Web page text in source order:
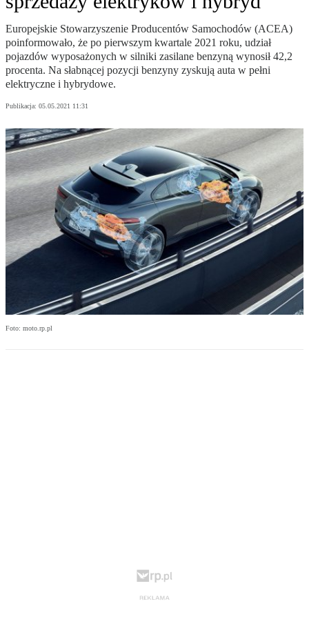
Europejskie Stowarzyszenie Producentów Samochodów (ACEA)
poinformowało, że po pierwszym kwartale 2021 roku, udział
pojazdów wyposażonych w silniki zasilane benzyną wynosił 42,2
procenta. Na słabnącej pozycji benzyny zyskują auta w pełni
elektryczne i hybrydowe.
Publikacja: 05.05.2021 11:31
Foto: moto.rp.pl